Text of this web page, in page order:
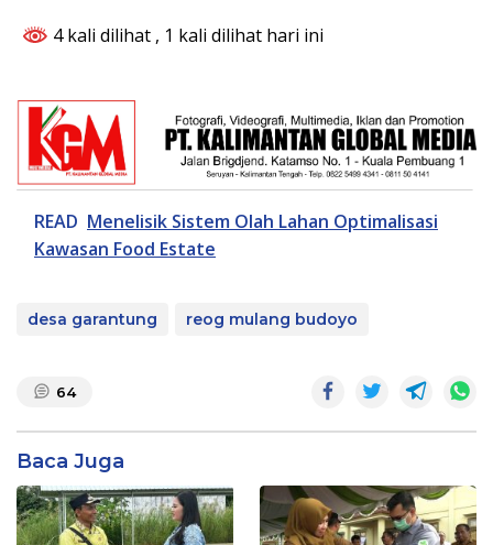
4 kali dilihat , 1 kali dilihat hari ini
READ Menelisik Sistem Olah Lahan Optimalisasi
Kawasan Food Estate
desa garantung reog mulang budoyo
64
Baca Juga